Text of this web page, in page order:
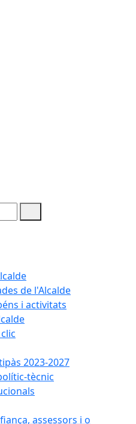
de l'Alcalde
i activitats
2023-2027
tècnic
assessors i o